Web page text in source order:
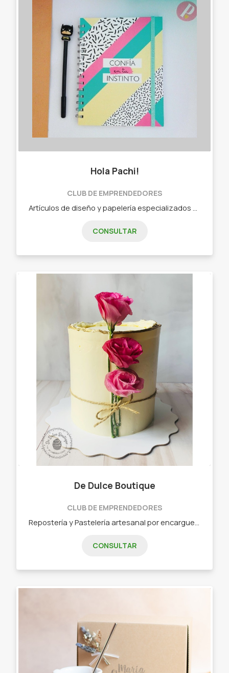
Hola Pachi!
CLUB DE EMPRENDEDORES
CONSULTAR
De Dulce Boutique
CLUB DE EMPRENDEDORES
CONSULTAR